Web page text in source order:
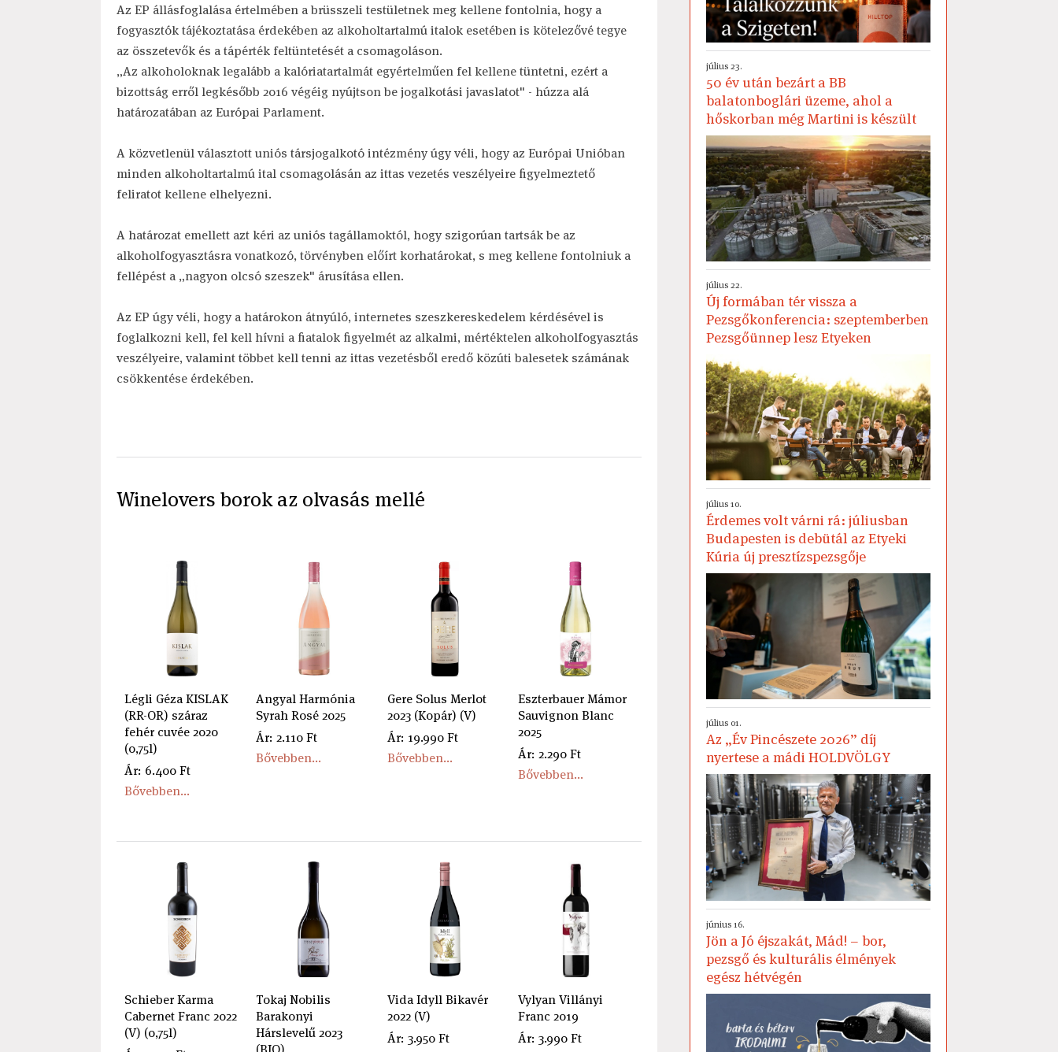
Az EP állásfoglalása értelmében a brüsszeli testületnek meg kellene fontolnia, hogy a
fogyasztók tájékoztatása érdekében az alkoholtartalmú italok esetében is kötelezővé tegye
az összetevők és a tápérték feltüntetését a csomagoláson.
„Az alkoholoknak legalább a kalóriatartalmát egyértelműen fel kellene tüntetni, ezért a
bizottság erről legkésőbb 2016 végéig nyújtson be jogalkotási javaslatot" - húzza alá
határozatában az Európai Parlament.
A közvetlenül választott uniós társjogalkotó intézmény úgy véli, hogy az Európai Unióban
minden alkoholtartalmú ital csomagolásán az ittas vezetés veszélyeire figyelmeztető
feliratot kellene elhelyezni.
A határozat emellett azt kéri az uniós tagállamoktól, hogy szigorúan tartsák be az
alkoholfogyasztásra vonatkozó, törvényben előírt korhatárokat, s meg kellene fontolniuk a
fellépést a „nagyon olcsó szeszek" árusítása ellen.
Az EP úgy véli, hogy a határokon átnyúló, internetes szeszkereskedelem kérdésével is
foglalkozni kell, fel kell hívni a fiatalok figyelmét az alkalmi, mértéktelen alkoholfogyasztás
veszélyeire, valamint többet kell tenni az ittas vezetésből eredő közúti balesetek számának
csökkentése érdekében.
Winelovers borok az olvasás mellé
Légli Géza KISLAK
(RR-OR) száraz
fehér cuvée 2020
(0,75l)
Ár: 6.400 Ft
Bővebben...
Angyal Harmónia
Syrah Rosé 2025
Ár: 2.110 Ft
Bővebben...
Gere Solus Merlot
2023 (Kopár) (V)
Ár: 19.990 Ft
Bővebben...
Eszterbauer Mámor
Sauvignon Blanc
2025
Ár: 2.290 Ft
Bővebben...
Schieber Karma
Cabernet Franc 2022
(V) (0,75l)
Tokaj Nobilis
Barakonyi
Hárslevelű 2023
Vida Idyll Bikavér
2022 (V)
Ár: 3.950 Ft
Vylyan Villányi
Franc 2019
Ár: 3.990 Ft
július 23.
50 év után bezárt a BB
balatonboglári üzeme, ahol a
hőskorban még Martini is készült
július 22.
Új formában tér vissza a
Pezsgőkonferencia: szeptemberben
Pezsgőünnep lesz Etyeken
július 10.
Érdemes volt várni rá: júliusban
Budapesten is debütál az Etyeki
Kúria új presztízspezsgője
július 01.
Az „Év Pincészete 2026” díj
nyertese a mádi HOLDVÖLGY
június 16.
Jön a Jó éjszakát, Mád! – bor,
pezsgő és kulturális élmények
egész hétvégén